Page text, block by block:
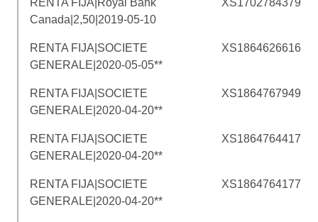
Canada|2,50|2019-05-10
RENTA FIJA|SOCIETE
GENERALE|2020-05-05**
XS1864626616
RENTA FIJA|SOCIETE
GENERALE|2020-04-20**
XS1864767949
RENTA FIJA|SOCIETE
GENERALE|2020-04-20**
XS1864764417
RENTA FIJA|SOCIETE
GENERALE|2020-04-20**
XS1864764177